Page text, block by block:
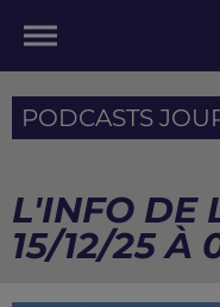
PODCASTS
L'INFO DE
15/12/25 À